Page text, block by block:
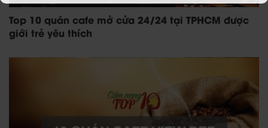
Top 10 quán cafe mở cửa 24/24 tại TPHCM được
giới trẻ yêu thích